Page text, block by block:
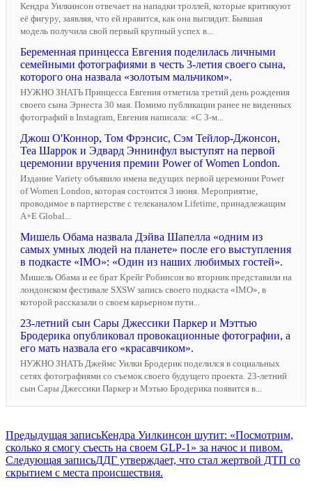
Кендра Уилкинсон отвечает на нападки троллей, которые критикуют
её фигуру, заявляя, что ей нравится, как она выглядит. Бывшая
модель получила свой первый крупный успех в...
Беременная принцесса Евгения поделилась личными
семейными фотографиями в честь 3-летия своего сына,
которого она назвала «золотым мальчиком».
НУЖНО ЗНАТЬ Принцесса Евгения отметила третий день рождения
своего сына Эрнеста 30 мая. Помимо публикации ранее не виденных
фотографий в Instagram, Евгения написала: «С 3-м...
Джош О'Коннор, Том Фрэнсис, Сэм Тейлор-Джонсон,
Теа Шаррок и Эдвард Эннинфул выступят на первой
церемонии вручения премии Power of Women London.
Издание Variety объявило имена ведущих первой церемонии Power
of Women London, которая состоится 3 июня. Мероприятие,
проводимое в партнерстве с телеканалом Lifetime, принадлежащим
A+E Global...
Мишель Обама назвала Дэйва Шапелла «одним из
самых умных людей на планете» после его выступления
в подкасте «IMO»: «Один из наших любимых гостей».
Мишель Обама и ее брат Крейг Робинсон во вторник представили на
лондонском фестивале SXSW запись своего подкаста «IMO», в
которой рассказали о своем карьерном пути...
23-летний сын Сары Джессики Паркер и Мэттью
Бродерика опубликовал провокационные фотографии, а
его мать назвала его «красавчиком».
НУЖНО ЗНАТЬ Джеймс Уилки Бродерик поделился в социальных
сетях фотографиями со съемок своего будущего проекта. 23-летний
сын Сары Джессики Паркер и Мэтью Бродерика появится в...
Навигация
по
записям
Предыдущая записьКендра Уилкинсон шутит: «Посмотрим,
сколько я смогу съесть на своем GLP-1» за начос и пивом.
Следующая записьДДГ утверждает, что стал жертвой ДТП со
скрытием с места происшествия.